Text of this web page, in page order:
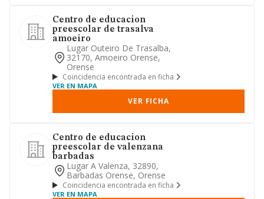
Centro de educacion
preescolar de trasalva
amoeiro
Lugar Outeiro De Trasalba,
32170, Amoeiro Orense,
Orense
Coincidencia encontrada en ficha
VER EN MAPA
VER FICHA
Centro de educacion
preescolar de valenzana
barbadas
Lugar A Valenza, 32890,
Barbadas Orense, Orense
Coincidencia encontrada en ficha
VER EN MAPA